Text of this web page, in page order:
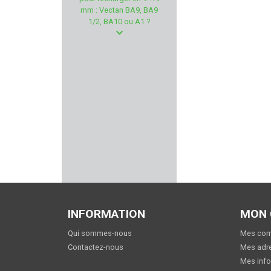
PHASE 5
DILLON PRECISION
MAROCCHI
mm : Vectan BA9, BA9
1/2, BA10 ou A1 ?
INFORMATION
Qui sommes-nous
Contactez-nous
MON
Mes
Mes
Mes